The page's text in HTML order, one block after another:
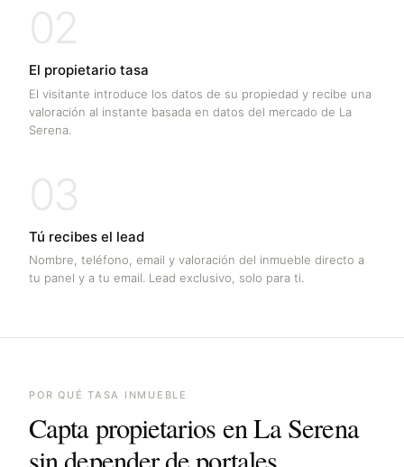
02
El propietario tasa
El visitante introduce los datos de su propiedad y recibe una
valoración al instante basada en datos del mercado de La
Serena
03
Tú recibes el lead
Nombre, teléfono, email y valoración del inmueble directo a
tu panel y a tu email. Lead exclusivo, solo para ti.
POR QUÉ TASA INMUEBLE
Capta propietarios enLa Serena